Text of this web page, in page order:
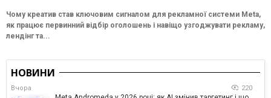
Чому креатив став ключовим сигналом для рекламної системи Meta,
як працює первинний відбір оголошень і навіщо узгоджувати рекламу,
лендінг та...
НОВИНИ
Вчора 220